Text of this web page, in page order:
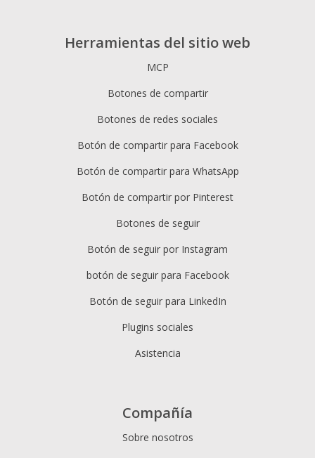
Herramientas del sitio web
MCP
Botones de compartir
Botones de redes sociales
Botón de compartir para Facebook
Botón de compartir para WhatsApp
Botón de compartir por Pinterest
Botones de seguir
Botón de seguir por Instagram
botón de seguir para Facebook
Botón de seguir para LinkedIn
Plugins sociales
Asistencia
Compañía
Sobre nosotros